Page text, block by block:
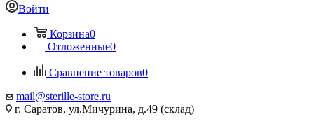
Войти
Корзина0
Отложенные0
Сравнение товаров0
mail@sterille-store.ru
г. Саратов, ул.Мичурина, д.49 (склад)